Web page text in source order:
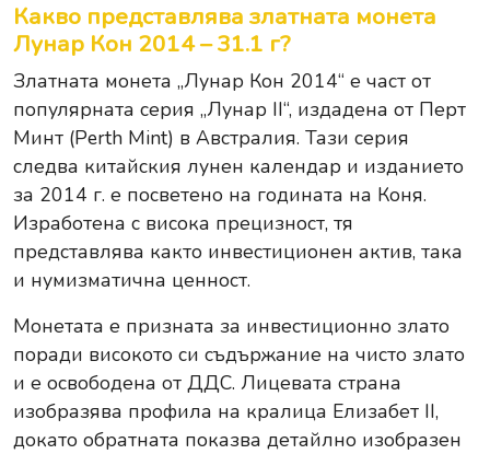
Какво представлява златната монета
Лунар Кон 2014 – 31.1 г?
Златната монета „Лунар Кон 2014“ е част от
популярната серия „Лунар II“, издадена от Перт
Минт (Perth Mint) в Австралия. Тази серия
следва китайския лунен календар и изданието
за 2014 г. е посветено на годината на Коня.
Изработена с висока прецизност, тя
представлява както инвестиционен актив, така
и нумизматична ценност.
Монетата е призната за инвестиционно злато
поради високото си съдържание на чисто злато
и е освободена от ДДС. Лицевата страна
изобразява профила на кралица Елизабет II,
докато обратната показва детайлно изобразен